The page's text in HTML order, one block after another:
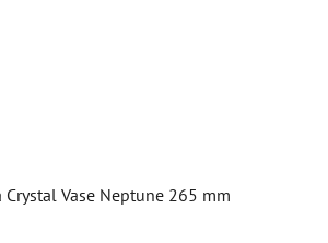
Crystal Vase Neptune 265 mm